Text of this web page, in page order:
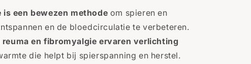
een bewezen methode om spieren en
en de bloedcirculatie te verbeteren.
reuma en fibromyalgie ervaren verlichting
die helpt bij spierspanning en herstel.